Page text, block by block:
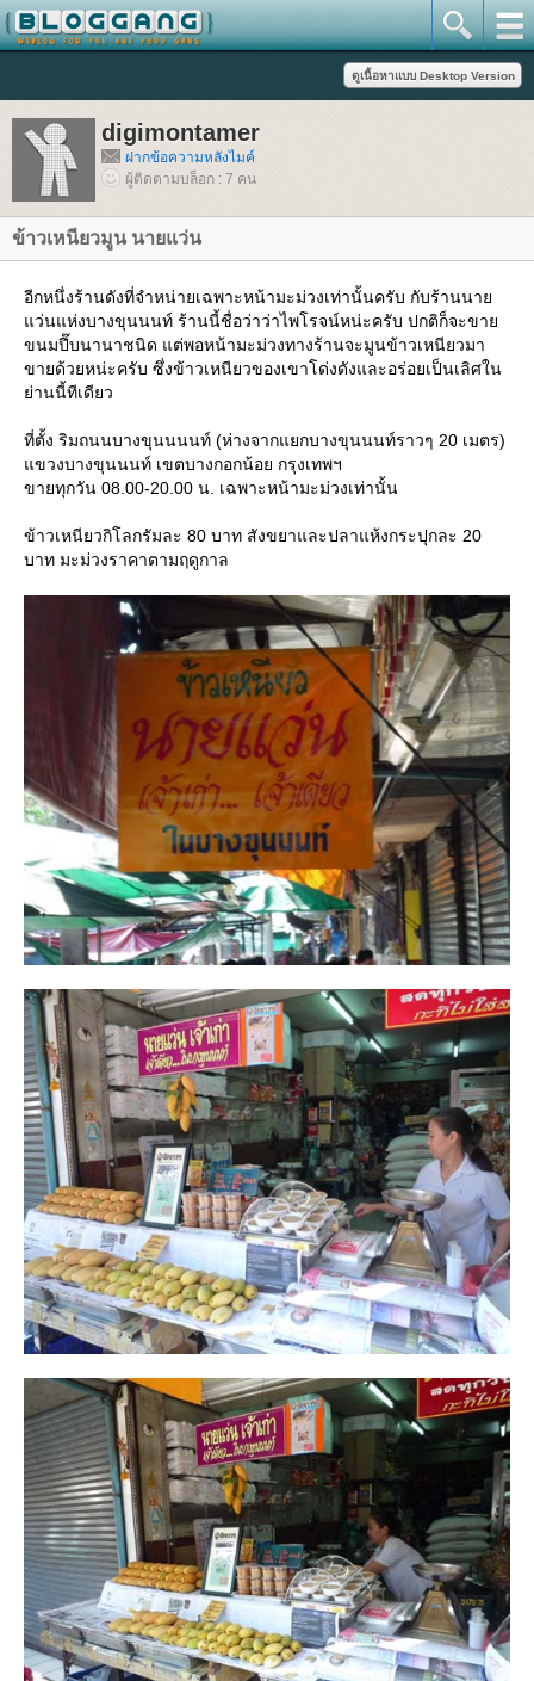
digimontamer
ฝากข้อความหลังไมค์
ผู้ติดตามบล็อก : 7 คน
ข้าวเหนียวมูน นายแว่น
อีกหนึ่งร้านดังที่จำหน่ายเฉพาะหน้ามะม่วงเท่านั้นครับ กับร้านนา
ว่นแห่งบางขุนนนท์ ร้านนี้ชื่อว่าว่าไพโรจน์หน่ะครับ ปกติก็จะขา
ขนมปี๊บนานาชนิด แต่พอหน้ามะม่วงทางร้านจะมูนข้าวเหนียวมา
ขายด้วยหน่ะครับ ซึ่งข้าวเหนียวของเขาโด่งดังและอร่อยเป็นเลิศใน
่านนี้ทีเดียว
ที่ตั้ง ริมถนนบางขุนนนนท์ (ห่างจากแยกบางขุนนนท์ราวๆ 20 เมตร)
ขวงบางขุนนนท์ เขตบางกอกน้อย กรุงเทพฯ
ขายทุกวัน 08.00-20.00 น. เฉพาะหน้ามะม่วงเท่านั้น
ข้าวเหนียวกิโลกรัมละ 80 บาท สังขยาและปลาแห้งกระปุกละ 20
บาท มะม่วงราคาตามฤดูกาล